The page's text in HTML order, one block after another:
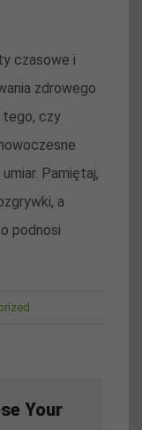
czasowe i
zdrowego
tego, czy
Pamiętaj,
a
podnosi
Your